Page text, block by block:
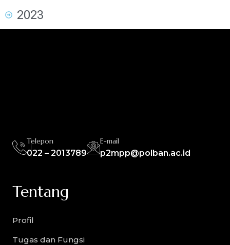
2023
Telepon
022 – 2013789
E-mail
p2mpp@polban.ac.id
Tentang
Profil
Tugas dan Fungsi